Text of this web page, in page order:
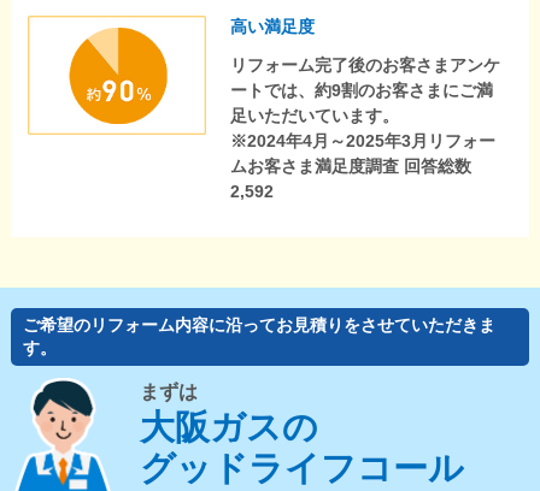
高い満足度
リフォーム完了後のお客さまアンケ
ートでは、約9割のお客さまにご満
足いただいています。
※2024年4月～2025年3月リフォー
ムお客さま満足度調査 回答総数
2,592
ご希望のリフォーム内容に沿ってお見積りをさせていただきま
す。
まずは
大阪ガスの
グッドライフコール